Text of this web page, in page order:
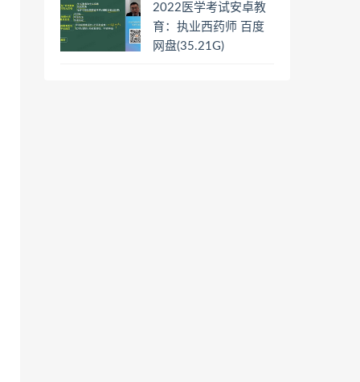
2022医学考试安卓教
育：执业西药师 百度
网盘(35.21G)